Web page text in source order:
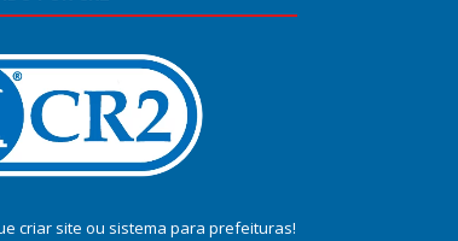
criar site ou sistema para prefeituras!